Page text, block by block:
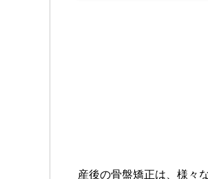
産後の骨盤矯正は、様々